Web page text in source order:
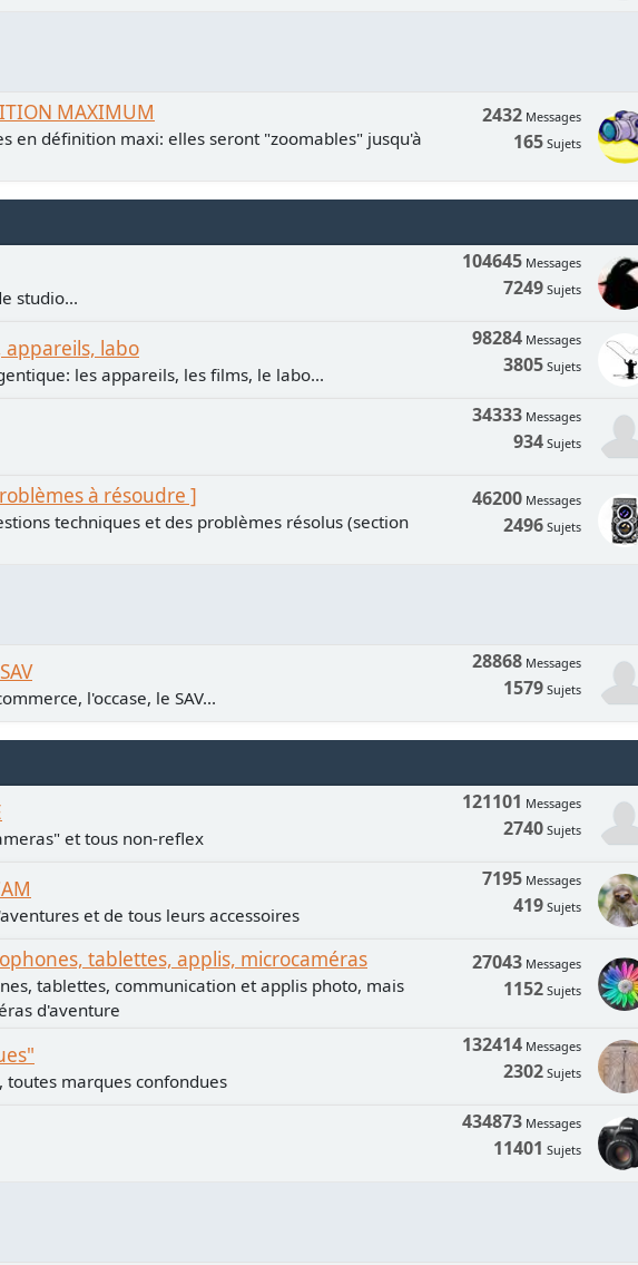
MAXIMUM
en définition maxi: elles seront "zoomables" jusqu'à
2432 Messages
165 Sujets
studio...
104645 Messages
7249 Sujets
appareils, labo
les appareils, les films, le labo...
98284 Messages
3805 Sujets
34333 Messages
934 Sujets
à résoudre ]
techniques et des problèmes résolus (section
46200 Messages
2496 Sujets
l'occase, le SAV...
28868 Messages
1579 Sujets
et tous non-reflex
121101 Messages
2740 Sujets
et de tous leurs accessoires
7195 Messages
419 Sujets
tablettes, applis, microcaméras
tablettes, communication et applis photo, mais
d'aventure
27043 Messages
1152 Sujets
toutes marques confondues
132414 Messages
2302 Sujets
434873 Messages
11401 Sujets